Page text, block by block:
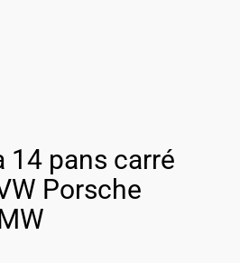
14 pans carré
Porsche